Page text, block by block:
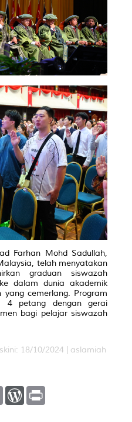
Farhan Mohd Sadullah,
telah menyatakan
graduan siswazah
dalam dunia akademik
yang cemerlang. Program
4 petang dengan gerai
bagi pelajar siswazah
18/10/2024 | aslamiah
C
W